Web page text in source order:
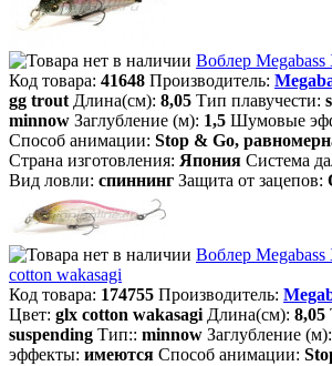
Воблер
Код товара: 41648 Производитель:
gg trout Длина(см): 8,05 Тип плавучести:
minnow Заглубление (м): 1,5 Шумовые
Способ анимации: Stop & Go,
Страна изготовления: Япония Система
Вид ловли: спиннинг Защита от зацепов:
Воблер
cotton wakasagi
Код товара: 174755 Производитель:
Цвет: glx cotton wakasagi Длина(см): 8,05
suspending Тип:: minnow Заглубление (м):
эффекты: имеются Способ анимации: